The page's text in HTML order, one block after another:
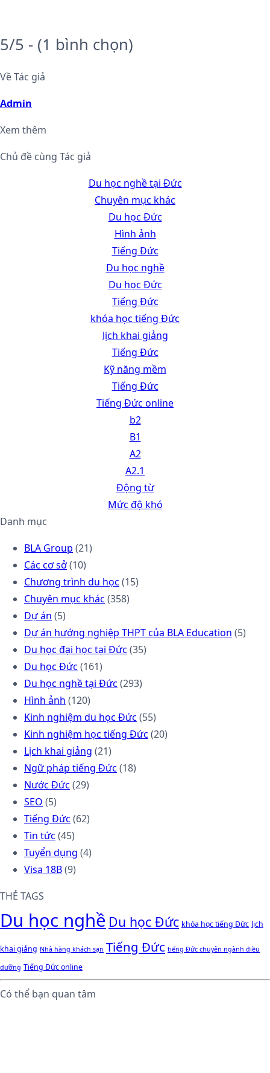
5/5 - (1 bình chọn)
Về Tác giả
Admin
Xem thêm
Chủ đề cùng Tác giả
Du học nghề tại Đức
Chuyên mục khác
Du học Đức
Hình ảnh
Tiếng Đức
Du học nghề
Du học Đức
Tiếng Đức
khóa học tiếng Đức
lịch khai giảng
Tiếng Đức
Kỹ năng mềm
Tiếng Đức
Tiếng Đức online
b2
B1
A2
A2.1
Động từ
Mức độ khó
Danh mục
BLA Group (21)
Các cơ sở(10)
Chương trình du học (15)
Chuyên mục khác (358)
Dự án (5)
Dự án hướng nghiệp THPT của BLA Education (5)
Du học đại học tại Đức (35)
Du học Đức (161)
Du học nghề tại Đức (293)
Hình ảnh (120)
Kinh nghiệm du học Đức (55)
Kinh nghiệm học tiếng Đức (20)
Lịch khai giảng (21)
Ngữ pháp tiếng Đức (18)
Nước Đức (29)
SEO (5)
Tiếng Đức (62)
Tin tức (45)
Tuyển dụng (4)
Visa 18B(9)
THẺ TAGS
Du học nghề Du học Đức khóa học tiếng Đức lịch
khai giảng Nhà hàng khách sạn Tiếng Đức tiếng Đức chuyên ngành điều
dưỡng Tiếng Đức online
Có thể bạn quan tâm